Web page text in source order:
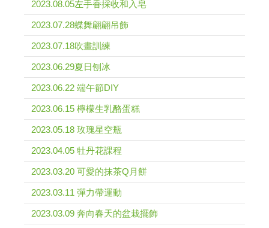
2023.08.05左手香採收和入皂
2023.07.28蝶舞翩翩吊飾
2023.07.18吹畫訓練
2023.06.29夏日刨冰
2023.06.22 端午節DIY
2023.06.15 檸檬生乳酪蛋糕
2023.05.18 玫瑰星空瓶
2023.04.05 牡丹花課程
2023.03.20 可愛的抹茶Q月餅
2023.03.11 彈力帶運動
2023.03.09 奔向春天的盆栽擺飾